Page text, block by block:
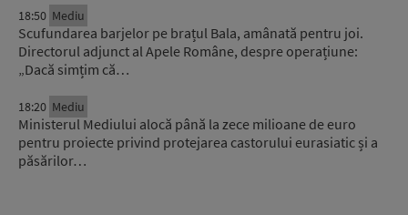
18:50 Mediu
Scufundarea barjelor pe brațul Bala, amânată pentru joi.
Directorul adjunct al Apele Române, despre operațiune:
„Dacă simțim că…
18:20 Mediu
Ministerul Mediului alocă până la zece milioane de euro
pentru proiecte privind protejarea castorului eurasiatic și a
păsărilor…